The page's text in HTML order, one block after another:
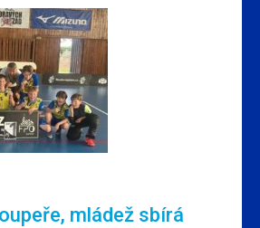
mládež sbírá